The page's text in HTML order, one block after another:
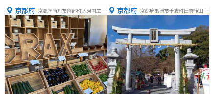
京都府 京都府南丹市園部町大河内広谷
１−１４
京都府 京都府亀岡市千歳町出雲後田無
番地